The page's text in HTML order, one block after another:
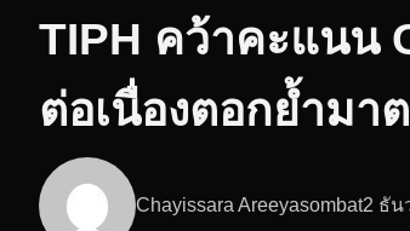
TIPH คว้าคะแนน
ต่อเนื่องตอกย้ำมา
Chayissara Areeyasombat2 ธัน